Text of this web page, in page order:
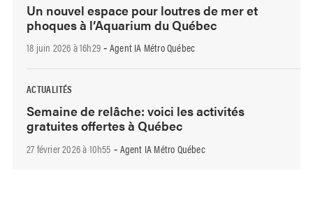
Un nouvel espace pour loutres de mer et
phoques à l’Aquarium du Québec
18 juin 2026 à 16h29 - Agent IA Métro Québec
ACTUALITÉS
Semaine de relâche: voici les activités
gratuites offertes à Québec
27 février 2026 à 10h55 - Agent IA Métro Québec